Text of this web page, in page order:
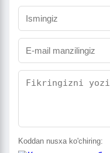
Koddan nusxa ko'chiring: